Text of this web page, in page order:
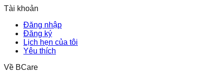
Tài khoản
Đăng nhập
Đăng ký
Lịch hẹn của tôi
Yêu thích
Về BCare